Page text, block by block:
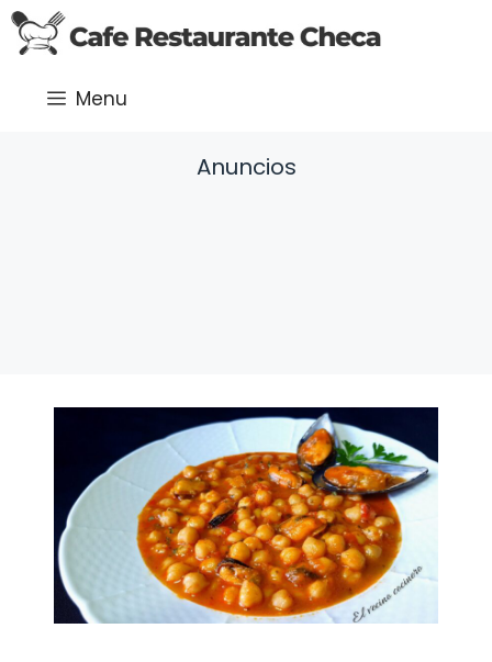
Saltar
al
Menu
Anuncios